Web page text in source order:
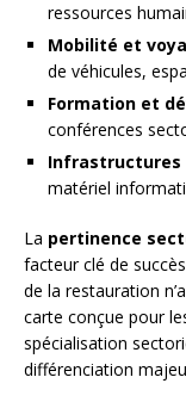
ressources
Mobilité et
de véhicules,
Formation et
conférences
Infrastructures
matériel
La pertinence
facteur clé de
de la restauration
carte conçue pour
spécialisation
différenciation